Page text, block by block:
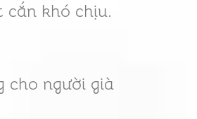
cắn khó chịu.
cho người già